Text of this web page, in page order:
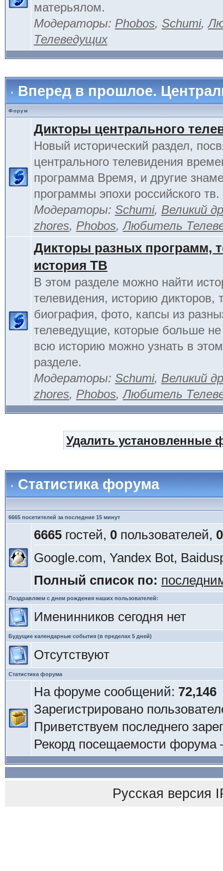
матерьялом.
Модераторы: Phobos, Schumi,
Телеведущих
Вперед в прошлое.
Форум
Дикторы центрального
Новый исторический раздел,
центрального телевидения
программа Время, и другие
программы эпохи российского тв.
Модераторы: Schumi, Великий
zhores, Phobos,Любитель
Дикторы разных программ,
история ТВ
В этом разделе можно найти
телевидения, историю дикторов,
биография, фото, капсы из
телеведущие, которые больше
всю историю можно узнать в
разделе.
Модераторы: Schumi, Великий
zhores, Phobos,Любитель
Удалить установленные
Статистика форума
6665 посетителей за последние 15 минут
6665гостей, 0пользователей, 0
Google.com, Yandex Bot,
Полный список по:
Поздравляем с днем рождения наших пользователей:
Именинников сегодня нет
Будущие календарные события (в пределах 5 дней)
Отсутствуют
Статистика форума
На форуме сообщений: 72,146
Зарегистрировано
Приветствуем последнего
Рекорд посещаемости
Русская версия